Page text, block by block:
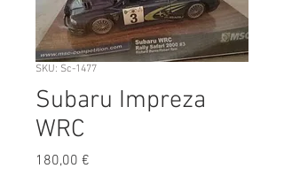
SKU: Sc-1477
Subaru Impreza
WRC
180,00 €